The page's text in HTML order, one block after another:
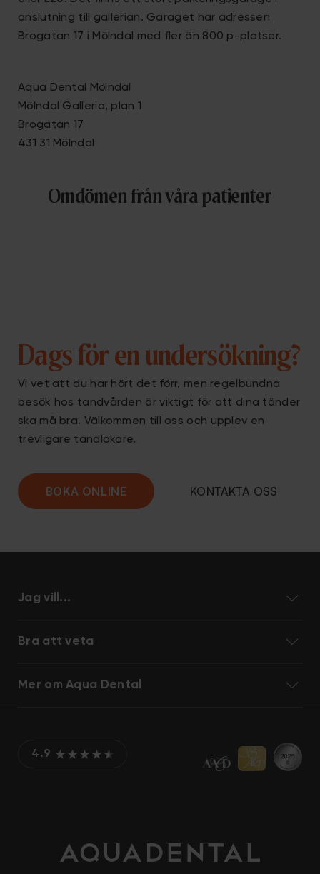
anslutning till gallerian. Garaget har adressen
Brogatan 17 i Mölndal med fler än 800 p-platser.
Aqua Dental Mölndal
Mölndal Galleria, plan 1
Brogatan 17
431 31 Mölndal
Omdömen från våra patienter
Dags för en undersökning?
Vi vet att du har hört det förr, men regelbundna
besök hos tandvården är viktigt för att dina tänder
ska må bra. Välkommen till oss och upplev en
trevligare tandläkare.
BOKA ONLINE KONTAKTA OSS
Jag vill...
Bra att veta
Mer om Aqua Dental
4.9